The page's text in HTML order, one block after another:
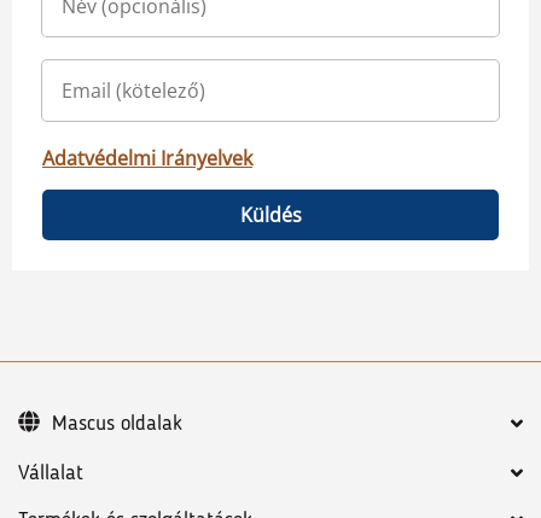
Adatvédelmi Irányelvek
Küldés
Vállalat
Mascus oldalak